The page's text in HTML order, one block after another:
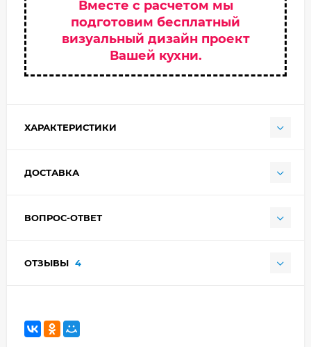
Вместе с расчетом мы
подготовим бесплатный
визуальный дизайн проект
Вашей кухни.
ХАРАКТЕРИСТИКИ
ДОСТАВКА
ВОПРОС-ОТВЕТ
ОТЗЫВЫ 4